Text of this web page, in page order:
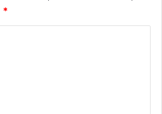
*